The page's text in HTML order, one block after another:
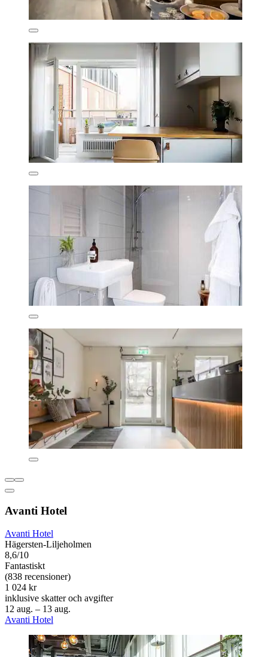
Avanti Hotel
Avanti Hotel
Hägersten-Liljeholmen
8,6/10
Fantastiskt
(838 recensioner)
1 024 kr
inklusive skatter och avgifter
12 aug. – 13 aug.
Avanti Hotel